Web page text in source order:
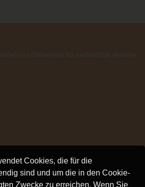
Cookies, die für die
sind und um die in den Cookie-
Zwecke zu erreichen. Wenn Sie